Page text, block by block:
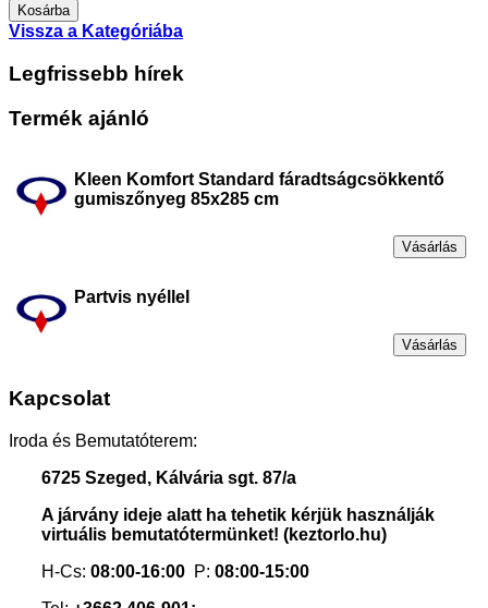
Vissza a Kategóriába
Legfrissebb hírek
Termék ajánló
Kleen Komfort Standard fáradtságcsökkentő
gumiszőnyeg 85x285 cm
Vásárlás
Partvis nyéllel
Vásárlás
Kapcsolat
Iroda és Bemutatóterem:
6725 Szeged, Kálvária sgt. 87/a
A járvány ideje alatt ha tehetik kérjük használják
virtuális bemutatótermünket! (keztorlo.hu)
H-Cs: 08:00-16:00 P: 08:00-15:00